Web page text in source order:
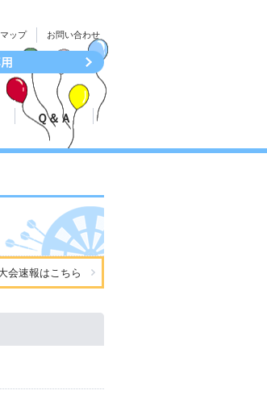
ップ お問い合わせ
ス
Ｑ＆Ａ
会速報はこちら